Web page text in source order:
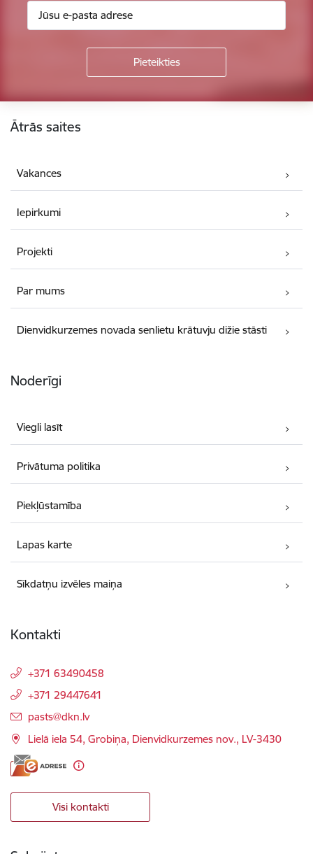
Ātrās saites
Vakances
Iepirkumi
Projekti
Par mums
Dienvidkurzemes novada senlietu krātuvju dižie stāsti
Noderīgi
Viegli lasīt
Privātuma politika
Piekļūstamība
Lapas karte
Sīkdatņu izvēles maiņa
Kontakti
+371 63490458
+371 29447641
E-pasts:
pasts@dkn.lv
Lielā iela 54, Grobiņa, Dienvidkurzemes nov., LV-3430
Visi kontakti